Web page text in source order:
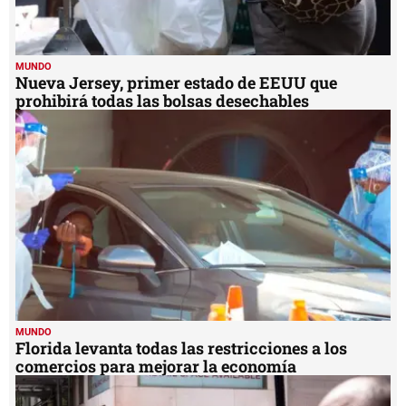
MUNDO
Nueva Jersey, primer estado de EEUU que
prohibirá todas las bolsas desechables
MUNDO
Florida levanta todas las restricciones a los
comercios para mejorar la economía